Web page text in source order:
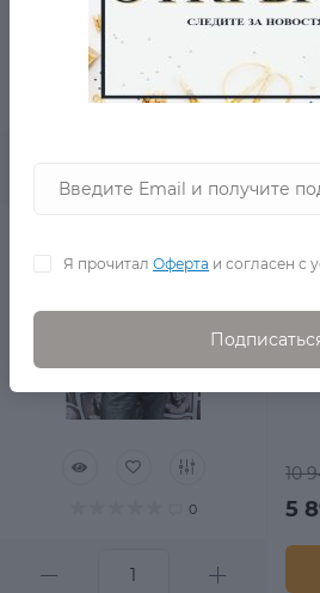
0 2
0
10
5
Я прочитал Оферта и согласен с